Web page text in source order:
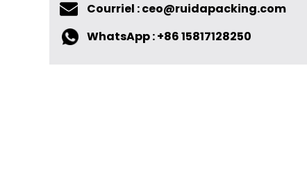
Courriel : ceo@ruidapacking.com
WhatsApp : +86 15817128250